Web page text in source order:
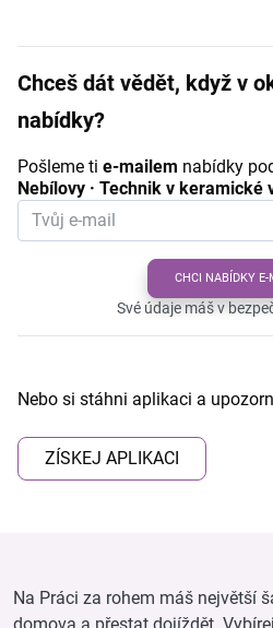
Chceš dát vědět, když v
nabídky?
Pošleme ti e-mailem nabídky
Nebílovy · Technik v keramické
CHCI NABÍDKY E-
Své údaje máš v
Nebo si stáhni aplikaci a
ZÍSKEJ APLIKACI
Na Práci za rohem máš největší
domova a přestat dojíždět.